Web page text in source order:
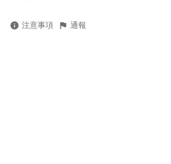
注意事項 通報